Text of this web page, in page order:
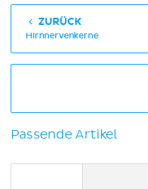
ZURÜCK
Hirnnervenkerne
Passende Artikel